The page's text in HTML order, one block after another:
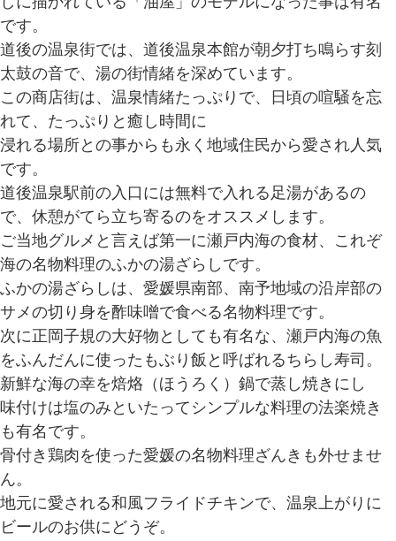
です。
道後の温泉街では、道後温泉本館が朝夕打ち鳴らす刻
太鼓の音で、湯の街情緒を深めています。
この商店街は、温泉情緒たっぷりで、日頃の喧騒を忘
れて、たっぷりと癒し時間に
浸れる場所との事からも永く地域住民から愛され人気
です。
道後温泉駅前の入口には無料で入れる足湯があるの
で、休憩がてら立ち寄るのをオススメします。
ご当地グルメと言えば第一に瀬戸内海の食材、これぞ
海の名物料理のふかの湯ざらしです。
ふかの湯ざらしは、愛媛県南部、南予地域の沿岸部の
サメの切り身を酢味噌で食べる名物料理です。
次に正岡子規の大好物としても有名な、瀬戸内海の魚
をふんだんに使ったもぶり飯と呼ばれるちらし寿司。
新鮮な海の幸を焙烙（ほうろく）鍋で蒸し焼きにし
味付けは塩のみといたってシンプルな料理の法楽焼き
も有名です。
骨付き鶏肉を使った愛媛の名物料理ざんきも外せませ
ん。
地元に愛される和風フライドチキンで、温泉上がりに
ビールのお供にどうぞ。